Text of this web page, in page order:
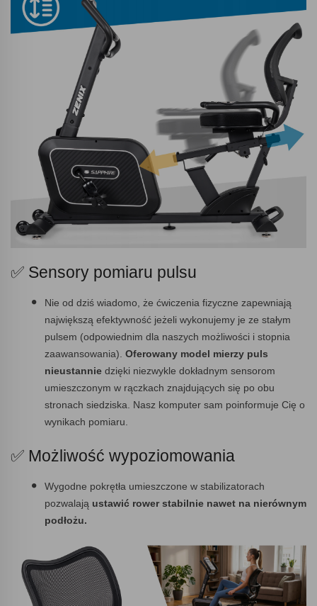
✅ Sensory pomiaru pulsu
Nie od dziś wiadomo, że ćwiczenia fizyczne zapewniają
największą efektywność jeżeli wykonujemy je ze stałym
pulsem (odpowiednim dla naszych możliwości i stopnia
zaawansowania). Oferowany model mierzy puls
nieustannie dzięki niezwykle dokładnym sensorom
umieszczonym w rączkach znajdujących się po obu
stronach siedziska. Nasz komputer sam poinformuje Cię o
wynikach pomiaru.
✅ Możliwość wypoziomowania
Wygodne pokrętła umieszczone w stabilizatorach
pozwalają ustawić rower stabilnie nawet na nierównym
podłożu.